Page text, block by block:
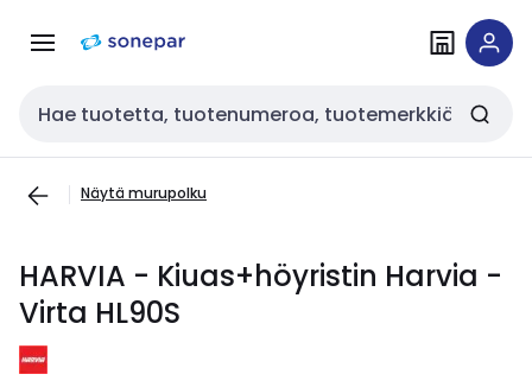
navigointiinsisältöön
Haku
Näytä murupolku
HARVIA - Kiuas+höyristin Harvia -
Virta HL90S